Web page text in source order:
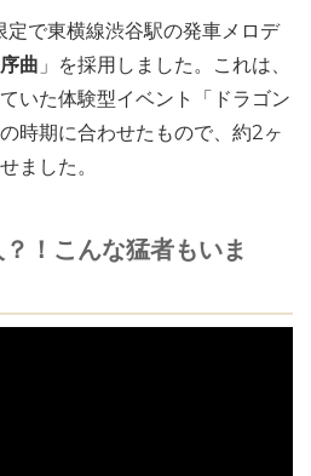
で東横線渋谷駅の発車メロデ
曲 」を採用しました。これは、
いた体験型イベント「ドラゴン
時期に合わせたもので、約2ヶ
ました。
！こんな猛者もいま